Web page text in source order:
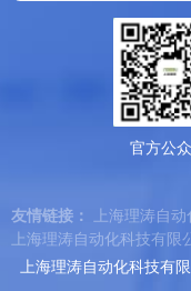
官方公
友情链接： 上海理涛自
上海理涛自动化科技有限
上海理涛自动化科技有